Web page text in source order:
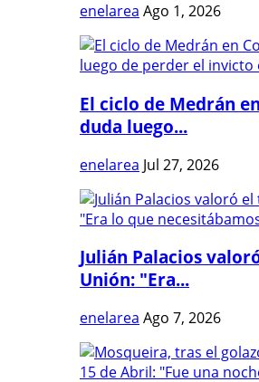
enelarea Ago 1, 2026
El ciclo de Medrán
duda luego...
enelarea Jul 27, 2026
Julián Palacios
Unión: "Era...
enelarea Ago 7, 2026